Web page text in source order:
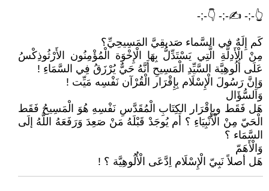
👆-;- ✍-;- 👇-;-
كَم إِلَهٌ في السَّماء صَديقِيَّ المَسِيحِيِّ؟
مِنْ الْأَدِلَّةِ الَّتِي يَسْتَدِّلُّ بِهَا الْإِخْوَة الْمُؤْمِنُون الأَرْثُوذِكْسُ
عَلَى أُلُوهِيَّة السَّيِّدِ الْمَسِيحِ أَنَّهُ حَيٌّ يُرْزَقُ فِي السَّمَاءِ !
وَإِنَّ رَسُولَ الْإِسْلَام بِإِقْرَار الْقُرْآن نَفْسِه مَيِّت !
وَالسُّؤَال
هَل فَقَط وبِإِقْرَار الكِتَابِ الْمُقَدَّسِ نَفْسِهِ هُوَ الْمَسِيحُ فَقَط
الْحَيّ مِنْ الْأَنْبِيَاءِ ؟ أَم يُوجَدْ قَبْلَهُ مَنْ صَعِدَ وَرَفَعَهُ اللَّهُ إلَى
السَّمَاء ؟
وَالْأَهَمّ
هَل أصلاً نَبِيّ الْإِسْلَام اِدَّعَى الْأُلُوهِيَّة ؟ !